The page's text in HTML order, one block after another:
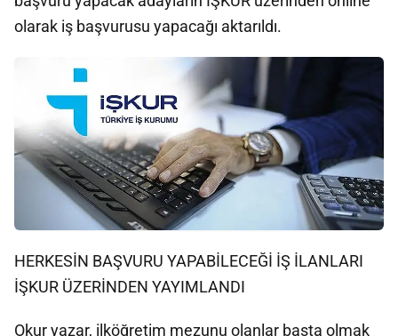
olarak iş başvurusu yapacağı aktarıldı.
HERKESİN BAŞVURU YAPABİLECEĞİ İŞ İLANLARI
İŞKUR ÜZERİNDEN YAYIMLANDI
Okur yazar, ilköğretim mezunu olanlar başta olmak